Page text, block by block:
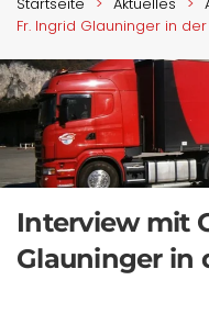
Fr. Ingrid Glauninger in
Interview mit
Glauninger in